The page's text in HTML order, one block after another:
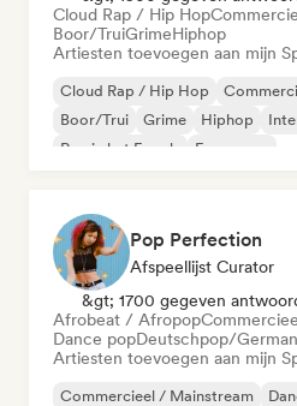
Cloud Rap / Hip Hop
Boor/TruiGrimeHiphop
Artiesten toevoegen aan mijn
Cloud Rap / Hip Hop
Boor/Trui
Grime Hiphop
Rap in het Engels
Franse rap
Pop Perfection
Afspeellijst Curator
&gt; 1700 gegeven
Afrobeat / Afropop
Dance popDeutschpop/
Artiesten toevoegen aan mijn
Commercieel / Mainstream